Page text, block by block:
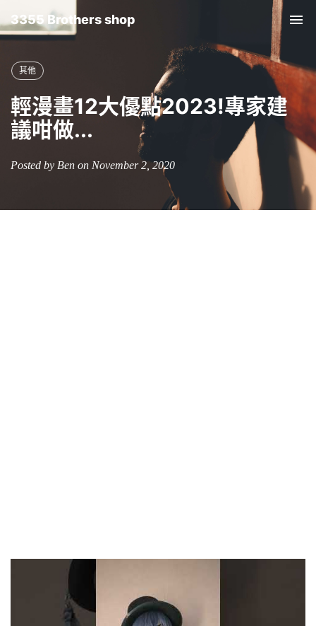
3355 Brothers shop
其他
輕漫畫12大優點2023!專家建
議咁做...
Posted by Ben on November 2, 2020